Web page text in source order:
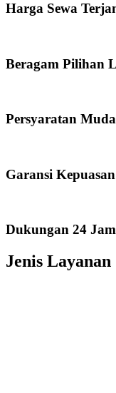
Harga Sewa
Beragam Pilihan
Persyaratan
Garansi
Dukungan 24 Jam
Jenis Layanan